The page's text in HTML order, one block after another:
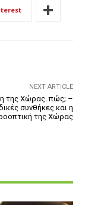
NEXT ARTICLE
της Χώρας..πώς; –
συνθήκες και η
της Χώρας